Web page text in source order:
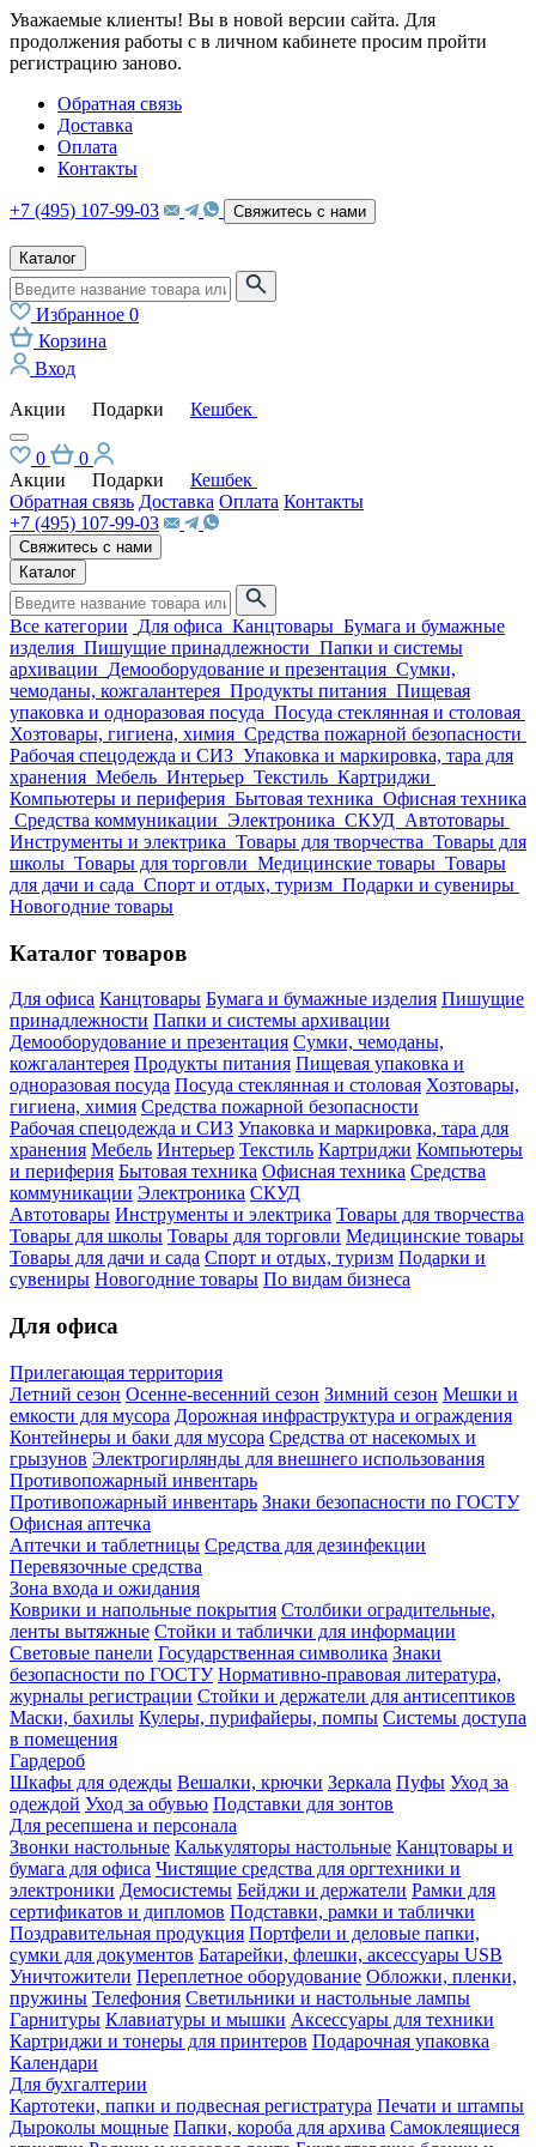
Уважаемые клиенты! Вы в новой версии сайта. Для
продолжения работы с в личном кабинете просим пройти
регистрацию заново.
Обратная связь
Доставка
Оплата
Контакты
+7 (495) 107-99-03 Свяжитесь с нами
Каталог
Избранное 0
Корзина
Вход
Акции
Подарки Кешбек
0
0
Акции
Подарки
Кешбек
Обратная связь Доставка Оплата Контакты
+7 (495) 107-99-03
Свяжитесь с нами
Каталог
Все категории Для офиса Канцтовары Бумага и бумажные
изделия Пишущие принадлежности Папки и системы
архивации Демооборудование и презентация Сумки,
чемоданы, кожгалантерея Продукты питания Пищевая
упаковка и одноразовая посуда Посуда стеклянная и столовая
Хозтовары, гигиена, химия Средства пожарной безопасности
Рабочая спецодежда и СИЗ Упаковка и маркировка, тара для
хранения Мебель Интерьер Текстиль Картриджи
Компьютеры и периферия Бытовая техника Офисная техника
Средства коммуникации Электроника СКУД Автотовары
Инструменты и электрика Товары для творчества Товары для
школы Товары для торговли Медицинские товары Товары
для дачи и сада Спорт и отдых, туризм Подарки и сувениры
Новогодние товары
Каталог товаров
Для офиса Канцтовары Бумага и бумажные изделия Пишущие
принадлежности Папки и системы архивации
Демооборудование и презентация Сумки, чемоданы,
кожгалантерея Продукты питания Пищевая упаковка и
одноразовая посуда Посуда стеклянная и столовая Хозтовары,
гигиена, химия Средства пожарной безопасности
Рабочая спецодежда и СИЗ Упаковка и маркировка, тара для
хранения Мебель Интерьер Текстиль Картриджи Компьютеры
и периферия Бытовая техника Офисная техника Средства
коммуникации Электроника СКУД
Автотовары Инструменты и электрика Товары для творчества
Товары для школы Товары для торговли Медицинские товары
Товары для дачи и сада Спорт и отдых, туризм Подарки и
сувениры Новогодние товары По видам бизнеса
Для офиса
Прилегающая территория
Летний сезон Осенне-весенний сезон Зимний сезон Мешки и
емкости для мусора Дорожная инфраструктура и ограждения
Контейнеры и баки для мусора Средства от насекомых и
грызунов Электрогирлянды для внешнего использования
Противопожарный инвентарь
Противопожарный инвентарь Знаки безопасности по ГОСТУ
Офисная аптечка
Аптечки и таблетницы Средства для дезинфекции
Перевязочные средства
Зона входа и ожидания
Коврики и напольные покрытия Столбики оградительные,
ленты вытяжные Стойки и таблички для информации
Световые панели Государственная символика Знаки
безопасности по ГОСТУ Нормативно-правовая литература,
журналы регистрации Стойки и держатели для антисептиков
Маски, бахилы Кулеры, пурифайеры, помпы Системы доступа
в помещения
Гардероб
Шкафы для одежды Вешалки, крючки Зеркала Пуфы Уход за
одеждой Уход за обувью Подставки для зонтов
Для ресепшена и персонала
Звонки настольные Калькуляторы настольные Канцтовары и
бумага для офиса Чистящие средства для оргтехники и
электроники Демосистемы Бейджи и держатели Рамки для
сертификатов и дипломов Подставки, рамки и таблички
Поздравительная продукция Портфели и деловые папки,
сумки для документов Батарейки, флешки, аксессуары USB
Уничтожители Переплетное оборудование Обложки, пленки,
пружины Телефония Светильники и настольные лампы
Гарнитуры Клавиатуры и мышки Аксессуары для техники
Картриджи и тонеры для принтеров Подарочная упаковка
Календари
Для бухгалтерии
Картотеки, папки и подвесная регистратура Печати и штампы
Дыроколы мощные Папки, короба для архива Самоклеящиеся